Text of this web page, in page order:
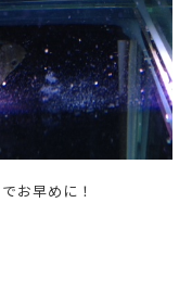
お早めに！